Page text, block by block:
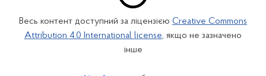
Весь контент доступний за ліцензією Creative Commons
Attribution 4.0 International license, якщо не зазначено
інше